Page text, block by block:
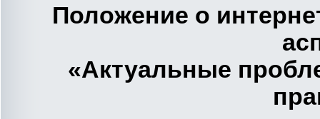
Положение о
«Актуальные